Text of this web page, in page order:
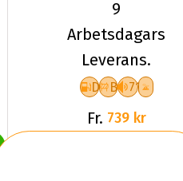
WINTER
LANDER
9
Arbetsdagars
Leverans.
D B 71
Fr. 739 kr